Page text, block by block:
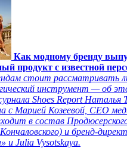
Как модному бренду
продукт с известной
стоит рассматривать
инструмент — об
Shoes Report Наталья
с Марией Козеевой, СЕО
в состав
и бренд-
и Julia Vysotskaya.